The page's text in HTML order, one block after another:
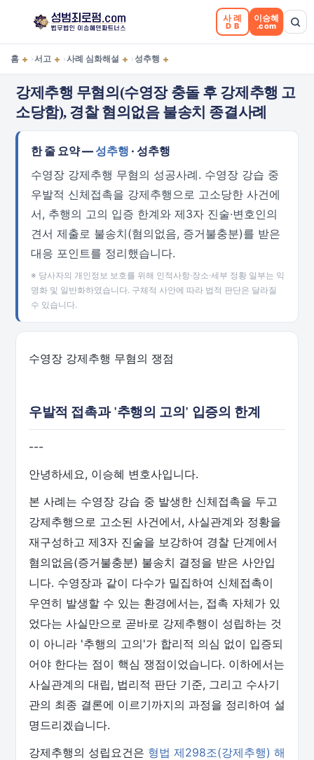
사례
DB
이승혜
.com
홈 + ›서고 + ›사례 심화해설 + ›성추행 +
강제추행 무혐의(수영장 충돌 후 강제추행 고
소당함), 경찰 혐의없음 불송치 종결사례
한 줄 요약 — 성추행 · 성추행
수영장 강제추행 무혐의 성공사례. 수영장 강습 중
우발적 신체접촉을 강제추행으로 고소당한 사건에
서, 추행의 고의 입증 한계와 제3자 진술·변호인의
견서 제출로 불송치(혐의없음, 증거불충분)를 받은
대응 포인트를 정리했습니다.
※ 당사자의 개인정보 보호를 위해 인적사항·장소·세부 정황 일부는 익
명화 및 일반화하였습니다. 구체적 사안에 따라 법적 판단은 달라질
수 있습니다.
수영장 강제추행 무혐의 쟁점
우발적 접촉과 '추행의 고의' 입증의 한계
---
안녕하세요, 이승혜 변호사입니다.
본 사례는 수영장 강습 중 발생한 신체접촉을 두고
강제추행으로 고소된 사건에서, 사실관계와 정황을
재구성하고 제3자 진술을 보강하여 경찰 단계에서
혐의없음(증거불충분) 불송치 결정을 받은 사안입
니다. 수영장과 같이 다수가 밀집하여 신체접촉이
우연히 발생할 수 있는 환경에서는, 접촉 자체가 있
었다는 사실만으로 곧바로 강제추행이 성립하는 것
이 아니라 '추행의 고의'가 합리적 의심 없이 입증되
어야 한다는 점이 핵심 쟁점이었습니다. 이하에서는
사실관계의 대립, 법리적 판단 기준, 그리고 수사기
관의 최종 결론에 이르기까지의 과정을 정리하여 설
명드리겠습니다.
강제추행의 성립요건은 형법 제298조(강제추행) 해